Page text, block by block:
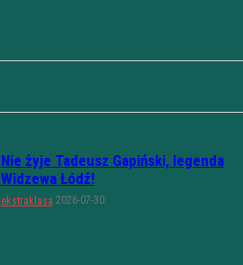
Nie żyje Tadeusz Gapiński, legenda
Widzewa Łódź!
ekstraklasa 2026-07-30